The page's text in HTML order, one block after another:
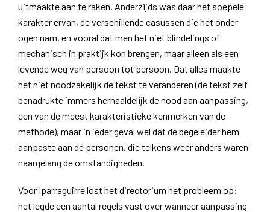
uitmaakte aan te raken. Anderzijds was daar het soepele
karakter ervan, de verschillende casussen die het onder
ogen nam, en vooral dat men het niet blindelings of
mechanisch in praktijk kon brengen, maar alleen als een
levende weg van persoon tot persoon. Dat alles maakte
het niet noodzakelijk de tekst te veranderen (de tekst zelf
benadrukte immers herhaaldelijk de nood aan aanpassing,
een van de meest karakteristieke kenmerken van de
methode), maar in ieder geval wel dat de begeleider hem
aanpaste aan de personen, die telkens weer anders waren
naargelang de omstandigheden.
Voor Iparraguirre lost het directorium het probleem op:
het legde een aantal regels vast over wanneer aanpassing